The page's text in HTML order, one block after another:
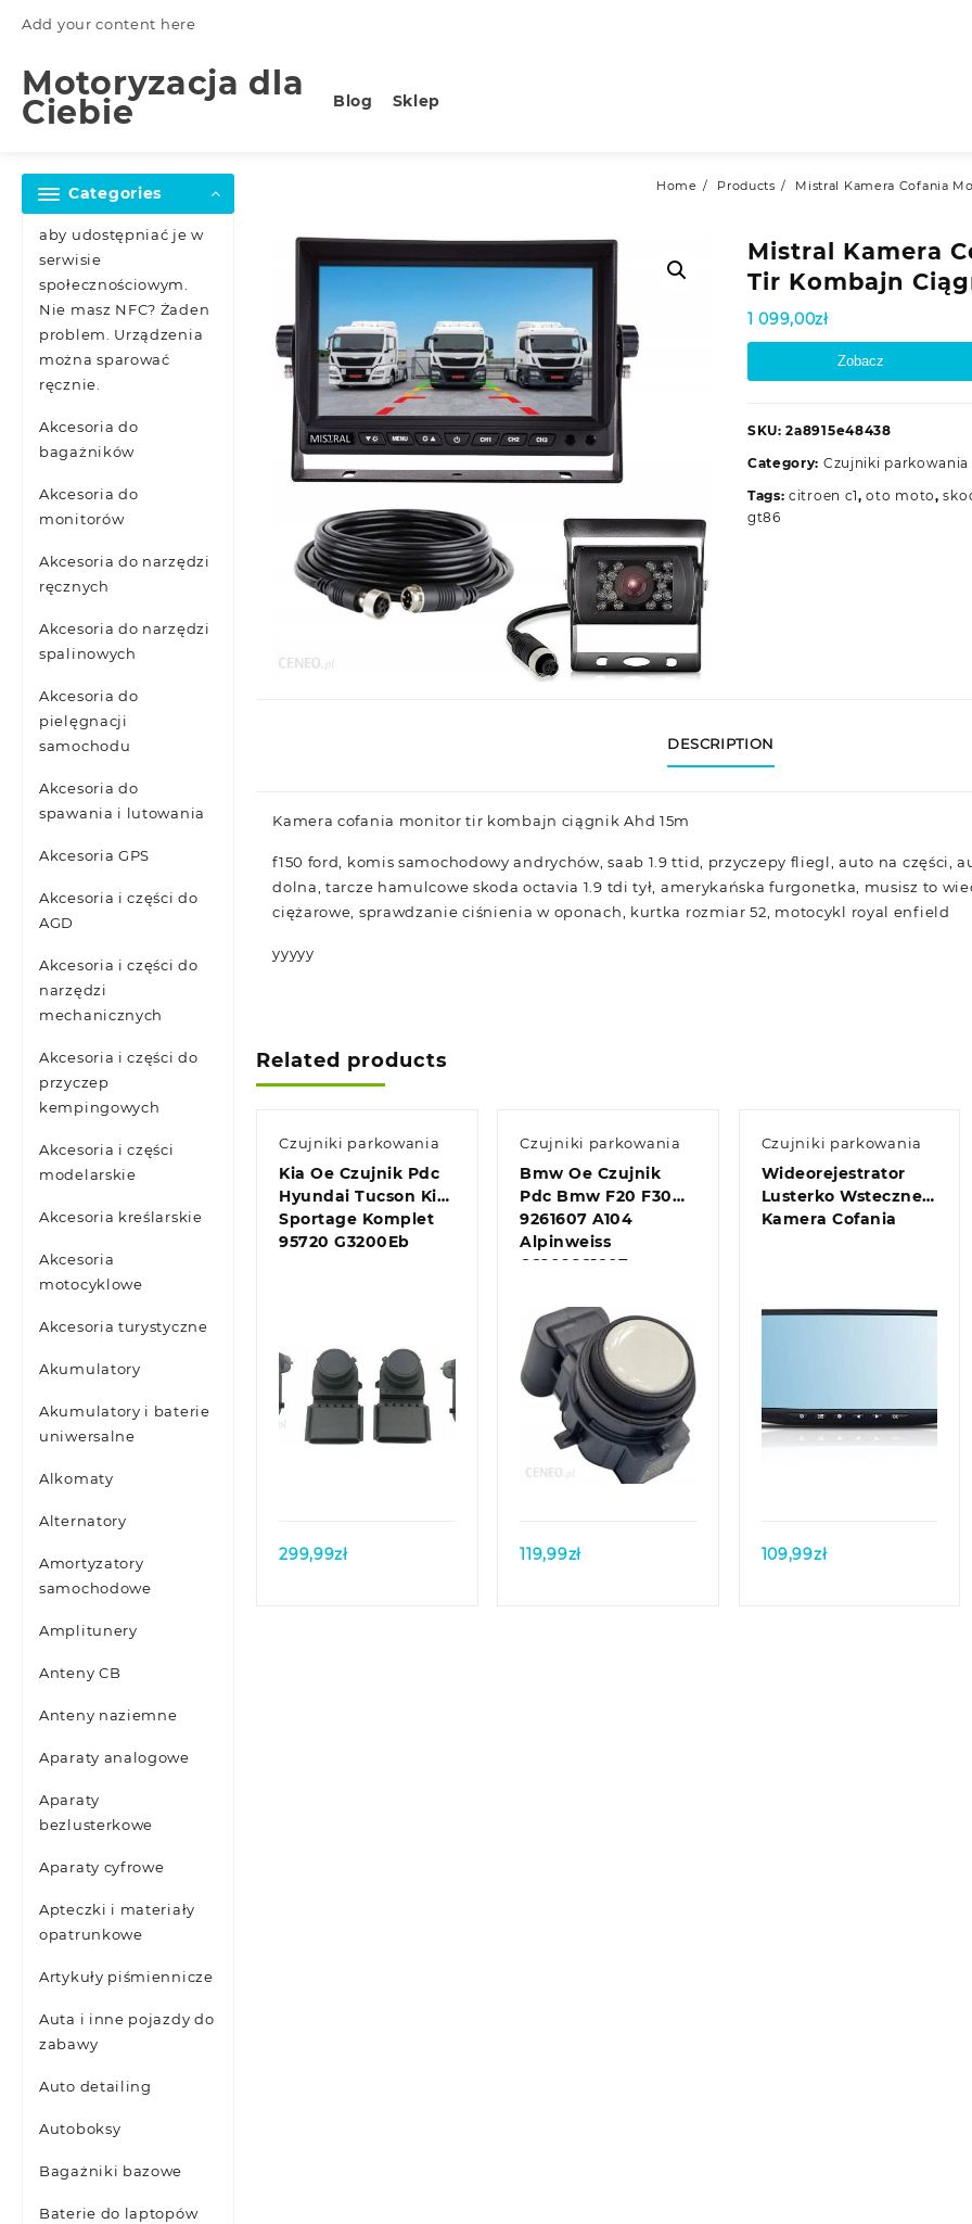
Add your content here
Motoryzacja dla
Ciebie Blog Sklep
Categories
aby udostępniać je w
serwisie
społecznościowym.
Nie masz NFC? Żaden
problem. Urządzenia
można sparować
ręcznie.
Akcesoria do
bagażników
Akcesoria do
monitorów
Akcesoria do narzędzi
ręcznych
Akcesoria do narzędzi
spalinowych
Akcesoria do
pielęgnacji
samochodu
Akcesoria do
spawania i lutowania
Akcesoria GPS
Akcesoria i części do
AGD
Akcesoria i części do
narzędzi
mechanicznych
Akcesoria i części do
przyczep
kempingowych
Akcesoria i części
modelarskie
Akcesoria kreślarskie
Akcesoria
motocyklowe
Akcesoria turystyczne
Akumulatory
Akumulatory i baterie
uniwersalne
Alkomaty
Alternatory
Amortyzatory
samochodowe
Amplitunery
Anteny CB
Anteny naziemne
Aparaty analogowe
Aparaty
bezlusterkowe
Aparaty cyfrowe
Apteczki i materiały
opatrunkowe
Artykuły piśmiennicze
Auta i inne pojazdy do
zabawy
Auto detailing
Autoboksy
Bagażniki bazowe
Baterie do laptopów
Home Products Mistral Kamera Cofania
Mistral Kamera
Tir Kombajn
1 099,00zł
Zobacz
SKU:2a8915e48438
Category: Czujniki parkowania
Tags:citroen c1,oto moto,
gt86
DESCRIPTION
Kamera cofania monitor tir kombajn ciągnik Ahd 15m
f150 ford, komis samochodowy andrychów, saab 1.9 ttid, przyczepy fliegl, auto na części,
dolna, tarcze hamulcowe skoda octavia 1.9 tdi tył, amerykańska furgonetka, musisz to
ciężarowe, sprawdzanie ciśnienia w oponach, kurtka rozmiar 52, motocykl royal enfield
yyyyy
Related products
Czujniki parkowania
Kia Oe Czujnik Pdc
Hyundai Tucson Kia
Sportage Komplet
95720 G3200Eb
299,99zł
Czujniki parkowania
Bmw Oe Czujnik
Pdc Bmw F20 F30
9261607 A104
Alpinweiss
66209261607
A104
Quick view
119,99zł
Czujniki parkowania
Wideorejestrator
Lusterko Wsteczne
Kamera Cofania
109,99zł